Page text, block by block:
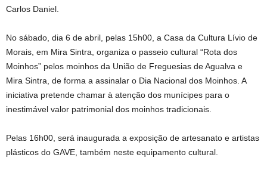
Carlos Daniel.
No sábado, dia 6 de abril, pelas 15h00, a Casa da Cultura Lívio de
Morais, em Mira Sintra, organiza o passeio cultural “Rota dos
Moinhos” pelos moinhos da União de Freguesias de Agualva e
Mira Sintra, de forma a assinalar o Dia Nacional dos Moinhos. A
iniciativa pretende chamar à atenção dos munícipes para o
inestimável valor patrimonial dos moinhos tradicionais.
Pelas 16h00, será inaugurada a exposição de artesanato e artistas
plásticos do GAVE, também neste equipamento cultural.